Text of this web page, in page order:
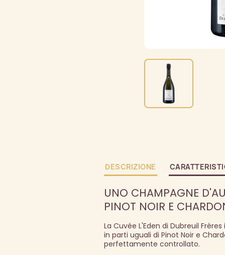
DESCRIZIONE
UNO CHAMPAGNE
PINOT NOIR E
La Cuvée L'Eden di Dubreuil
in parti uguali di Pinot Noir e
perfettamente controllato.